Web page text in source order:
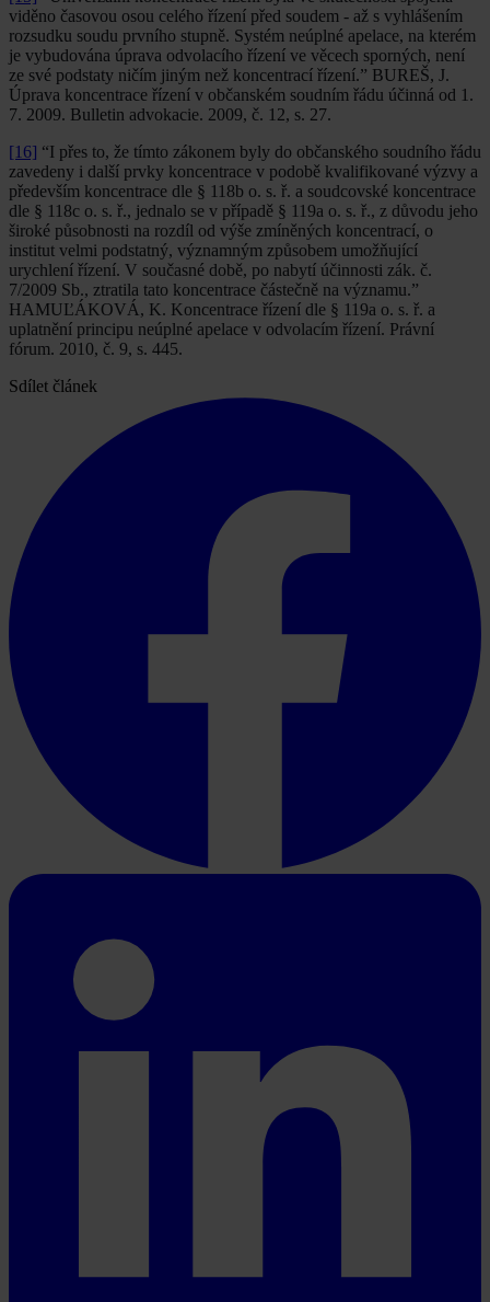
viděno časovou osou celého řízení před soudem - až s vyhlášením
rozsudku soudu prvního stupně. Systém neúplné apelace, na kterém
je vybudována úprava odvolacího řízení ve věcech sporných, není
ze své podstaty ničím jiným než koncentrací řízení.” BUREŠ, J.
Úprava koncentrace řízení v občanském soudním řádu účinná od 1.
7. 2009. Bulletin advokacie. 2009, č. 12, s. 27.
[16] “I přes to, že tímto zákonem byly do občanského soudního řádu
zavedeny i další prvky koncentrace v podobě kvalifikované výzvy a
především koncentrace dle § 118b o. s. ř. a soudcovské koncentrace
dle § 118c o. s. ř., jednalo se v případě § 119a o. s. ř., z důvodu jeho
široké působnosti na rozdíl od výše zmíněných koncentrací, o
institut velmi podstatný, významným způsobem umožňující
urychlení řízení. V současné době, po nabytí účinnosti zák. č.
7/2009 Sb., ztratila tato koncentrace částečně na významu.”
HAMUĽÁKOVÁ, K. Koncentrace řízení dle § 119a o. s. ř. a
uplatnění principu neúplné apelace v odvolacím řízení. Právní
fórum. 2010, č. 9, s. 445.
Sdílet článek